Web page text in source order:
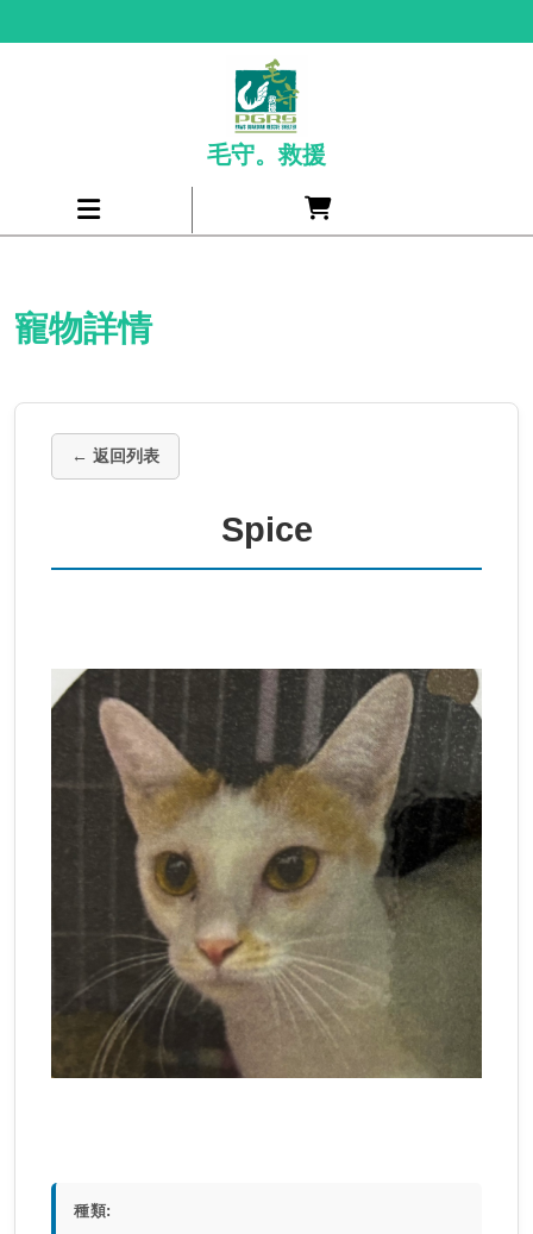
毛守。救援
Open
Cart
item
寵物詳情
← 返回列表
Spice
種類: